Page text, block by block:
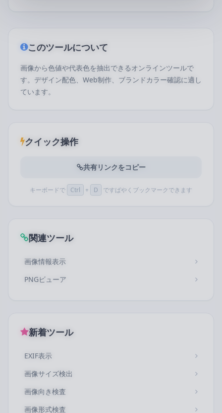
このツールについて
画像から色値や代表色を抽出できるオンラインツールで
す。デザイン配色、Web制作、ブランドカラー確認に適し
ています。
クイック操作
共有リンクをコピー
キーボードで Ctrl + D ですばやくブックマークできます
関連ツール
画像情報表示
PNGビューア
新着ツール
EXIF表示
画像サイズ検出
画像向き検査
画像形式検査